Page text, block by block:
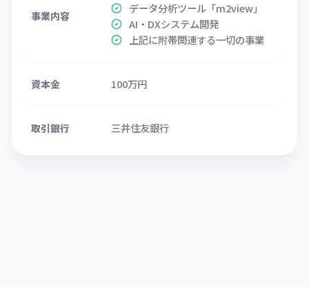
事業内容
データ分析ツール「m2view」
AI・DXシステム開発
上記に附帯関連する一切の事業
資本金 100万円
取引銀行 三井住友銀行